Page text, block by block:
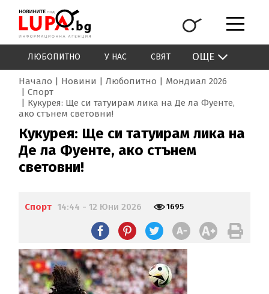
ЛЮБОПИТНО У НАС СВЯТ ОЩЕ
Начало Новини Любопитно
Мондиал 2026
Спорт
Кукурея: Ще си татуирам лика на Де ла Фуенте,
ако стънем световни!
Кукурея: Ще си татуирам лика на
Де ла Фуенте, ако стънем
световни!
Спорт 14:44 - 12 Юни 2026 1695